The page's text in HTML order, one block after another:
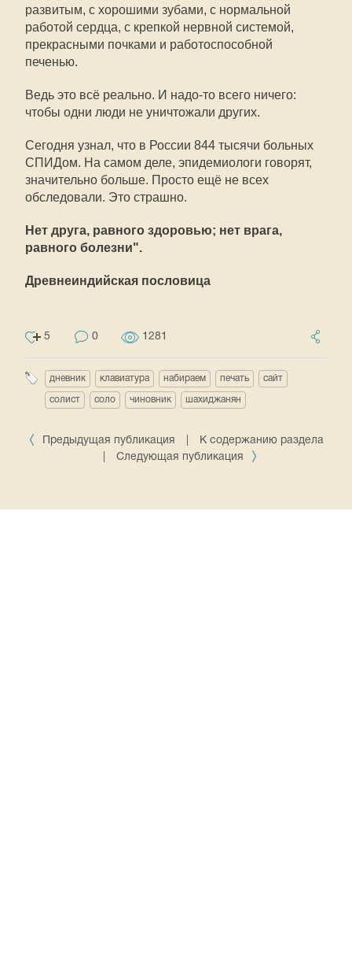
развитым, с хорошими зубами, с нормальной
работой сердца, с крепкой нервной системой,
прекрасными почками и работоспособной
печенью.
Ведь это всё реально. И надо-то всего ничего:
чтобы одни люди не уничтожали других.
Сегодня узнал, что в России 844 тысячи больных
СПИДом. На самом деле, эпидемиологи говорят,
значительно больше. Просто ещё не всех
обследовали. Это страшно.
Нет друга, равного здоровью; нет врага,
равного болезни".
Древнеиндийская пословица
5 0 1281
дневник клавиатура набираем печать сайт
солист соло чиновник шахиджанян
Предыдущая публикация
К содержанию раздела
Следующая публикация